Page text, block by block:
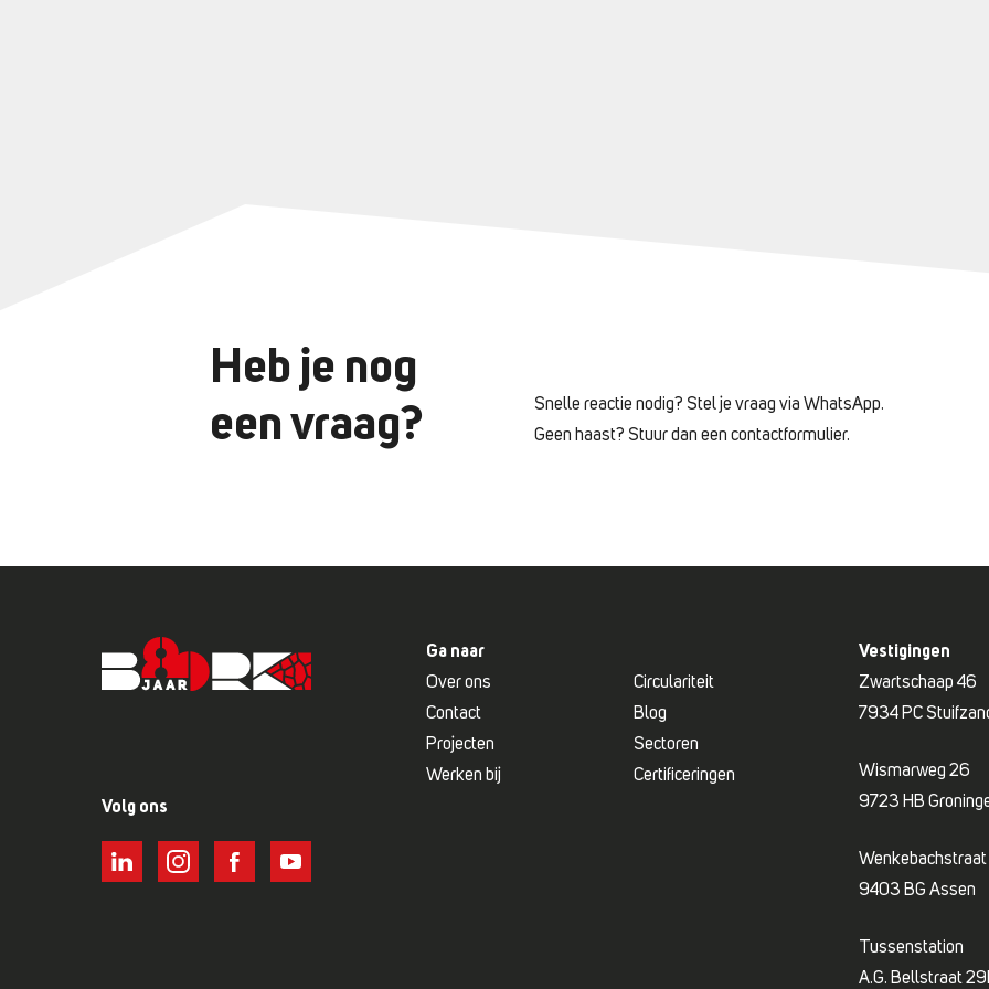
Heb je nog
een vraag?
Snelle reactie nodig? Stel je vraag via WhatsApp.
Geen haast? Stuur dan een contactformulier.
Volg ons
Ga naar
Over ons
Circulariteit
Contact
Blog
Projecten
Sectoren
Werken bij
Certificeringen
Vestigingen
Zwartschaap 46
7934 PC
Wismarweg 26
9723 HB
9403 BG Assen
Tussenstation
A.G. Bellstraat